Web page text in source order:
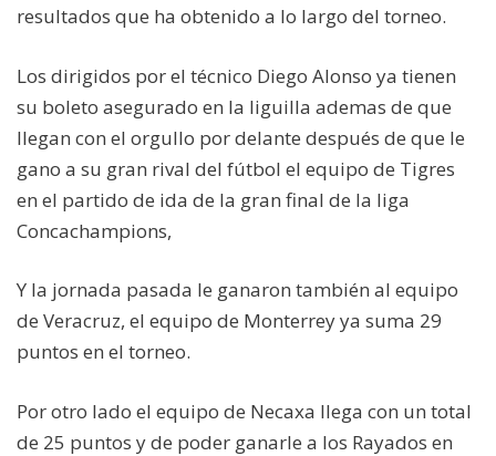
resultados que ha obtenido a lo largo del torneo.
Los dirigidos por el técnico Diego Alonso ya tienen
su boleto asegurado en la liguilla ademas de que
llegan con el orgullo por delante después de que le
gano a su gran rival del fútbol el equipo de Tigres
en el partido de ida de la gran final de la liga
Concachampions,
Y la jornada pasada le ganaron también al equipo
de Veracruz, el equipo de Monterrey ya suma 29
puntos en el torneo.
Por otro lado el equipo de Necaxa llega con un total
de 25 puntos y de poder ganarle a los Rayados en